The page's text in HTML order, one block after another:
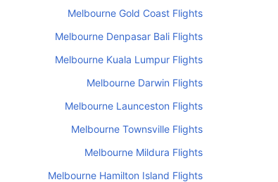
Melbourne Gold Coast Flights
Melbourne Denpasar Bali Flights
Melbourne Kuala Lumpur Flights
Melbourne Darwin Flights
Melbourne Launceston Flights
Melbourne Townsville Flights
Melbourne Mildura Flights
Melbourne Hamilton Island Flights